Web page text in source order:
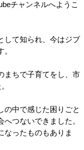
チャンネルへようこ
して知られ、今はジブ
まちで子育てをし、市
の中で感じた困りごと
つないできました。
なったものもありま